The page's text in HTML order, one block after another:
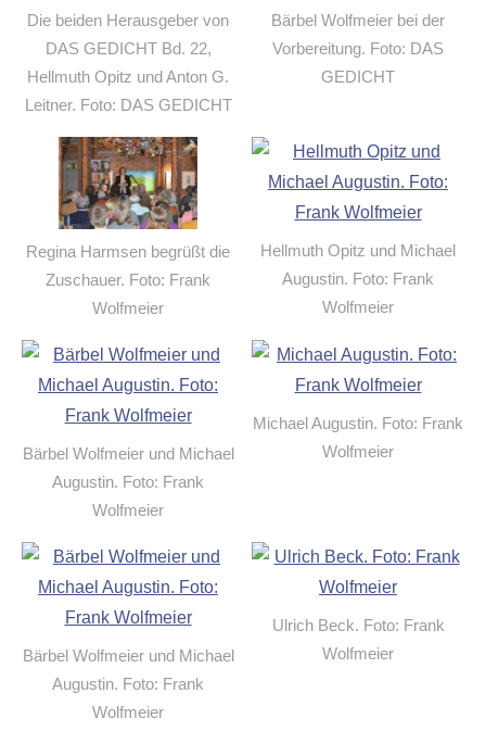
Die beiden Herausgeber von
DAS GEDICHT Bd. 22,
Hellmuth Opitz und Anton G.
Leitner. Foto: DAS GEDICHT
Bärbel Wolfmeier bei der
Vorbereitung. Foto: DAS
GEDICHT
Regina Harmsen begrüßt die
Zuschauer. Foto: Frank
Wolfmeier
Hellmuth Opitz und Michael
Augustin. Foto: Frank
Wolfmeier
Bärbel Wolfmeier und Michael
Augustin. Foto: Frank
Wolfmeier
Michael Augustin. Foto: Frank
Wolfmeier
Bärbel Wolfmeier und Michael
Augustin. Foto: Frank
Wolfmeier
Ulrich Beck. Foto: Frank
Wolfmeier